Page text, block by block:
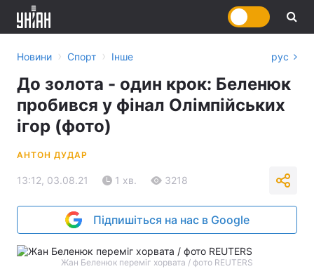
Новини › Спорт › Інше рус
До золота - один крок: Беленюк
пробився у фінал Олімпійських
ігор (фото)
АНТОН ДУДАР
13:12, 03.08.21 1 хв. 3218
Підпишіться на нас в Google
Жан Беленюк переміг хорвата / фото REUTERS